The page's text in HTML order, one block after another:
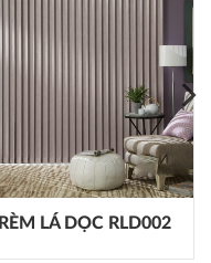
RÈM LÁ DỌC RLD002